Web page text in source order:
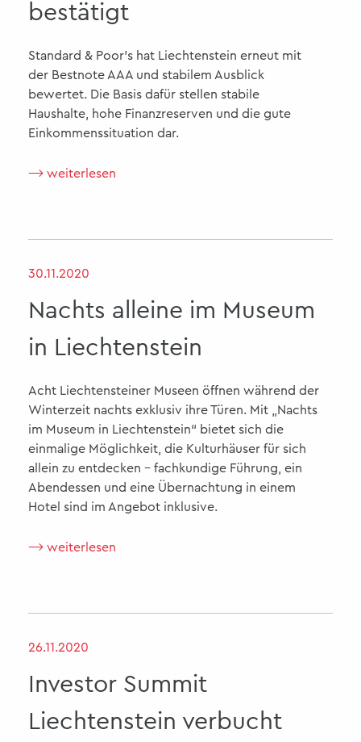
bestätigt
Standard & Poor's hat Liechtenstein erneut mit
der Bestnote AAA und stabilem Ausblick
bewertet. Die Basis dafür stellen stabile
Haushalte, hohe Finanzreserven und die gute
Einkommenssituation dar.
⟶ weiterlesen
30.11.2020
Nachts alleine im Museum
in Liechtenstein
Acht Liechtensteiner Museen öffnen während der
Winterzeit nachts exklusiv ihre Türen. Mit „Nachts
im Museum in Liechtenstein“ bietet sich die
einmalige Möglichkeit, die Kulturhäuser für sich
allein zu entdecken – fachkundige Führung, ein
Abendessen und eine Übernachtung in einem
Hotel sind im Angebot inklusive.
⟶ weiterlesen
26.11.2020
Investor Summit
Liechtenstein verbucht